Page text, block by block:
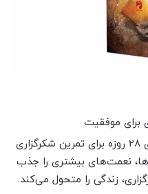
برای موفقیت
این کتاب یک برنامه‌ی 28 روزه برای تمرین شکرگزاری
نعمت‌های بیشتری را جذب
زندگی را متحول می‌کند.